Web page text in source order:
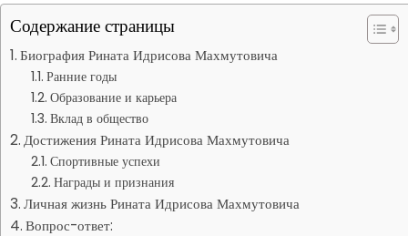
Содержание страницы
Биография Рината Идрисова Махмутовича
Ранние годы
Образование и карьера
Вклад в общество
Достижения Рината Идрисова Махмутовича
Спортивные успехи
Награды и признания
Личная жизнь Рината Идрисова Махмутовича
Вопрос-ответ: